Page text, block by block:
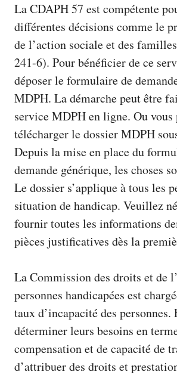
La CDAPH 57 est compétente
différentes décisions comme le
de l’action sociale et des
241-6). Pour bénéficier de ce
déposer le formulaire de
MDPH. La démarche peut être
service MDPH en ligne. Ou vous
télécharger le dossier MDPH
Depuis la mise en place du
demande générique, les choses
Le dossier s’applique à tous les
situation de handicap. Veuillez
fournir toutes les informations
pièces justificatives dès la
La Commission des droits et de
personnes handicapées est
taux d’incapacité des personnes.
déterminer leurs besoins en
compensation et de capacité de
d’attribuer des droits et